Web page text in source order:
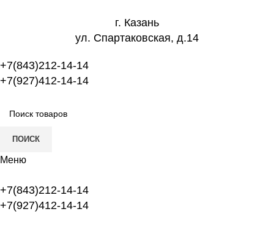
г. Казань
ул. Спартаковская, д.14
+7(843)212-14-14
+7(927)412-14-14
ПОИСК
Меню
+7(843)212-14-14
+7(927)412-14-14